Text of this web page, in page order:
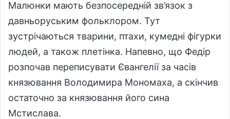
Малюнки мають безпосередній зв’язок з
давньоруським фольклором. Тут
зустрічаються тварини, птахи, кумедні фігурки
людей, а також плетінка. Напевно, що Федір
розпочав переписувати Євангелії за часів
князювання Володимира Мономаха, а скінчив
остаточно за князювання його сина
Мстислава.